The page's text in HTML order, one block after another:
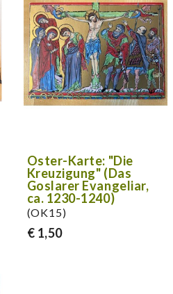
Oster-Karte: "Die
Kreuzigung" (Das
Goslarer Evangeliar,
ca. 1230-1240)
(OK15)
€ 1,50